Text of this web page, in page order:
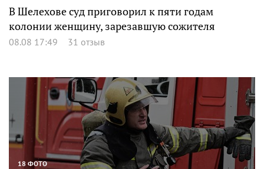
В Шелехове суд приговорил к пяти годам
колонии женщину, зарезавшую сожителя
08.08 17:49 31 отзыв
18 ФОТО